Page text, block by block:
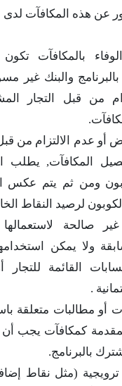
عن هذه المكافآت لدى
بالمكافآت
بالبرنامج والبنك
من قبل التجار
عدم الالتزام من
المكافآت, يطلب
ومن ثم يتم عكس
لرصيد النقاط
غير صالحة
ولا يمكن
القائمة
.
أو مطالبات متعلقة
كمكافآت يجب أن
بالبرنامج.
(مثل نقاط